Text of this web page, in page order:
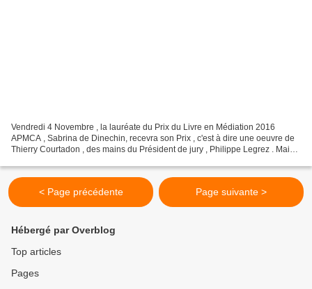
Vendredi 4 Novembre , la lauréate du Prix du Livre en Médiation 2016
APMCA , Sabrina de Dinechin, recevra son Prix , c'est à dire une oeuvre de
Thierry Courtadon , des mains du Président de jury , Philippe Legrez . Mais
< Page précédente Page suivante >
Hébergé par Overblog
Top articles
Pages